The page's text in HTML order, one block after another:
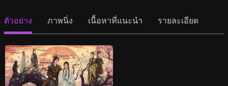
ตัวอย่าง ภาพนิ่ง เนื้อหาที่แนะนำ รายละเอียด